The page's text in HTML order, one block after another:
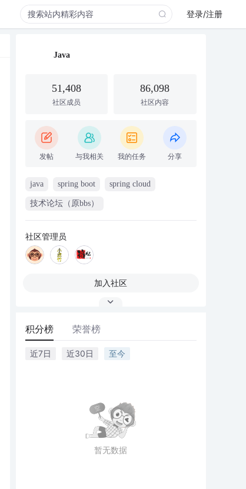
登录/注册
Java
51,408
社区成员
86,098
社区内容
发帖 与我相关 我的任务 分享
java spring boot spring cloud
技术论坛（原bbs）
社区管理员
加入社区
积分榜 荣誉榜
近7日 近30日 至今
暂无数据